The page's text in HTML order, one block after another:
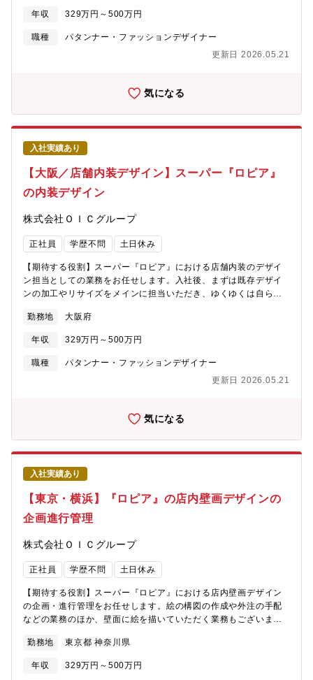
用した素材・質感表現および量産CMFデザイン開発のスペシャリ
プ】①書類審査：職務経歴書およびポートフォリオの提出②1次面
接：面接、質疑応答など※現在はTeams会議での実施③課題制
プレゼンテーションと面接
存デザインの加工やリサイズ■内装デザイン（売り場ごとに合わせ
たデザイン設計、例：鮮魚コーナーでは魚や海のイメージ等）■企
画したデザインの部長陣への提案や打合せ■施工会社など関係各所
が企画・デザインしたものを、新店舗の内装として多くのお客様
果に応じて、給与や役職として社員へ還元する風土です！【組織
構成】店舗デザイン部：9名（20代～40代と幅広い層が在籍）
年収 329万円～500万円
職種
パタンナー・ファッションデザイナー
更新日 2026.05.21
気になる
入社実績あり
【大阪／店舗内装デザイン】スーパー『ロピア』
の内装デザイン
株式会社ＯＩＣグループ
正社員 学歴不問 土日休み
【期待する役割】スーパー『ロピア』における店舗内装のデザイ
ン担当としての業務をお任せします。入社後、まずは既存デザイ
ンの加工やリサイズをメインに担当いただき、ゆくゆくは自ら企
的に店舗拡大を見据えており、組織を強化します【職務内容】■既
存デザインの加工やリサイズ■内装デザイン（売り場ごとに合わせ
たデザイン設計、例：鮮魚コーナーでは魚や海のイメージ等）■企
画したデザインの部長陣への提案や打合せ■施工会社など関係各所
が企画・デザインしたものを、新店舗の内装として多くのお客様
果に応じて、給与や役職として社員へ還元する風土です！【組織
構成】店舗デザイン部：9名（20代～40代と幅広い層が在籍）
勤務地 大阪府
年収 329万円～500万円
職種
パタンナー・ファッションデザイナー
更新日 2026.05.21
気になる
入社実績あり
【東京・横浜】『ロピア』の店内壁画デザインの
企画進行管理
株式会社ＯＩＣグループ
正社員 学歴不問 土日休み
【期待する役割】スーパー『ロピア』における店内壁画デザイン
の企画・進行管理をお任せします。絵の構図の作成や外注の手配
などの業務のほか、壁面に絵を描いていただく業務もございま
ザイン、例：鮮魚コーナーでは魚や海のイメージ等) ■納期までの
進行管理 ■企画したデザインの部長陣への提案や打合せ など 【魅
力】今後も多くの店舗拡大を見据えており、自身が企画・デザイ
勤務地 東京都 神奈川県
年収 329万円～500万円